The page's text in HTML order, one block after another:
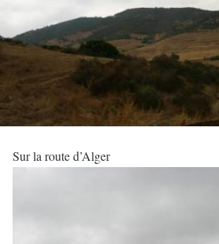
Sur la route d’Alger